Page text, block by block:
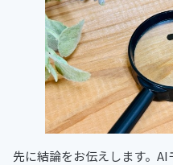
先に結論をお伝えします。AI